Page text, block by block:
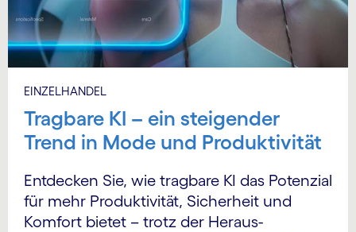
EINZELHANDEL
Tragbare KI – ein steigender
Trend in Mode und Produktivität
Entdecken Sie, wie tragbare KI das Potenzial
für mehr Produktivität, Sicherheit und
Komfort bietet – trotz der Heraus­